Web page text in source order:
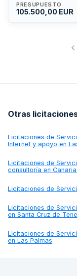
mantenimiento
trabajos de
web. La ejecución
entre el
PRESUPUESTO
105.500,00 EUR
Otras
Licitaciones de
Internet y apoyo en
Licitaciones de
consultoría en
Licitaciones de
Licitaciones de
en Santa Cruz de
Licitaciones de
en Las Palmas